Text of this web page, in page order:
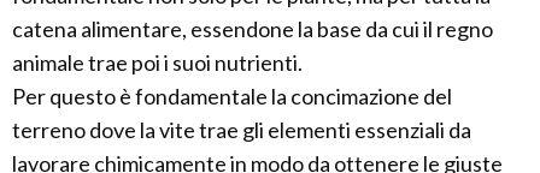
catena alimentare, essendone la base da cui il regno
animale trae poi i suoi nutrienti.
Per questo è fondamentale la concimazione del
terreno dove la vite trae gli elementi essenziali da
lavorare chimicamente in modo da ottenere le giuste